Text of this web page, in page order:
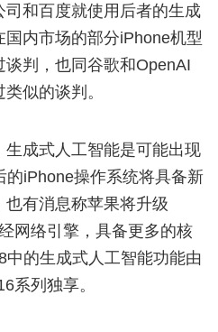
和百度就使用后者的生成
内市场的部分iPhone机型
判，也同谷歌和OpenAI
似的谈判。
成式人工智能是可能出现
的iPhone操作系统将具备新
有消息称苹果将升级
网络引擎，具备更多的核
的生成式人工智能功能由
系列独享。